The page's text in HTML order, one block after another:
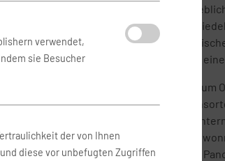
Pensionen sucht man hier eher
Insel nicht durch den Tourismus zu
noch immer ursprüngliche
oder das winzige Pozo Negro, das in
auf etwas Besonderes? Dann ist ein Trip zum
Zu sehen sind hier unzählige
Kamelsafari durch die Dünenlandschaft
des Städtchens Las Salinas, wo Salz
Morro Velosa auf 650 Metern Höhe. Der
verwendet,
sie Besucher
der von Ihnen
diese vor unbefugten Zugriffen